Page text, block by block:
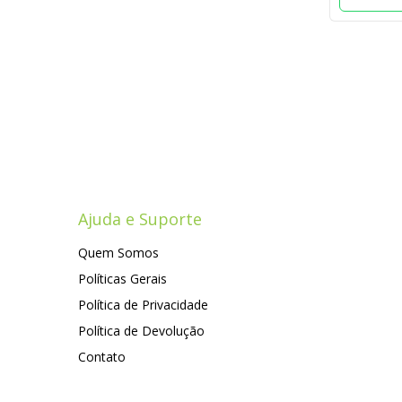
Ajuda e Suporte
Quem Somos
Políticas Gerais
Política de Privacidade
Política de Devolução
Contato